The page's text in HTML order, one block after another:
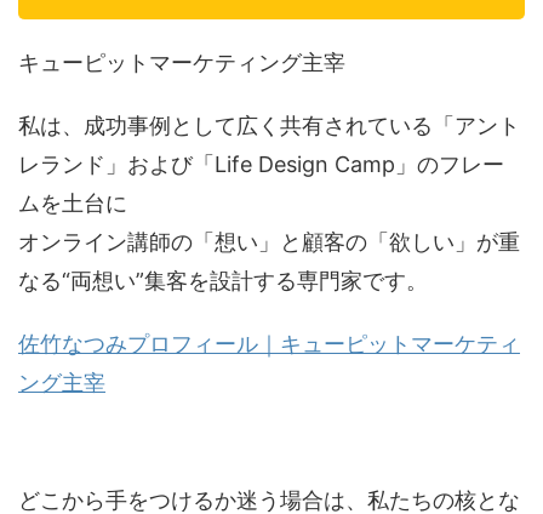
キューピットマーケティング主宰
私は、成功事例として広く共有されている「アント
レランド」および「Life Design Camp」のフレー
ムを土台に
オンライン講師の「想い」と顧客の「欲しい」が重
なる“両想い”集客を設計する専門家です。
佐竹なつみプロフィール｜キューピットマーケティ
ング主宰
どこから手をつけるか迷う場合は、私たちの核とな